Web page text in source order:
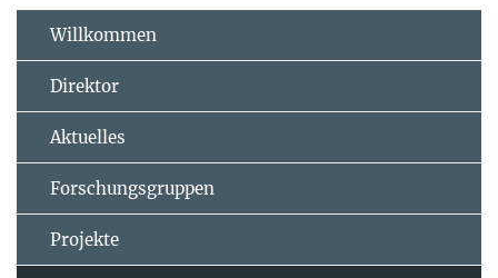
Willkommen
Direktor
Aktuelles
Forschungsgruppen
Projekte